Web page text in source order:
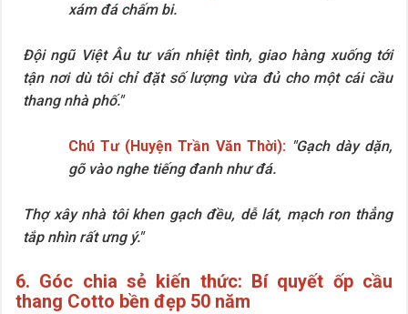
xám đá chấm bi.
Đội ngũ Việt Âu tư vấn nhiệt tình, giao hàng xuống tới
tận nơi dù tôi chỉ đặt số lượng vừa đủ cho một cái cầu
thang nhà phố."
Chú Tư (Huyện Trần Văn Thời): "Gạch dày dặn,
gõ vào nghe tiếng đanh như đá.
Thợ xây nhà tôi khen gạch đều, dễ lát, mạch ron thẳng
tắp nhìn rất ưng ý."
6. Góc chia sẻ kiến thức: Bí quyết ốp cầu
thang Cotto bền đẹp 50 năm